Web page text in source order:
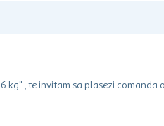
kg" , te invitam sa plasezi